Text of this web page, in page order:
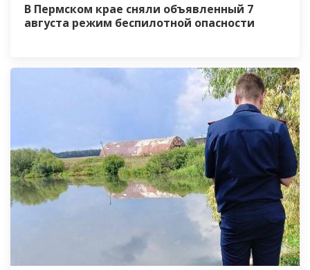
В Пермском крае сняли объявленный 7
августа режим беспилотной опасности